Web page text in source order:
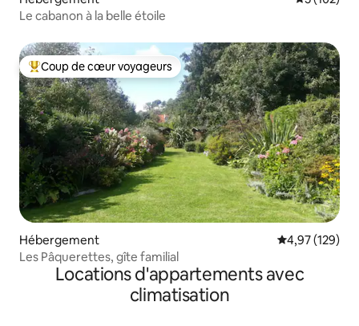
Le cabanon à la belle étoile
Coups de cœur voyageurs les plus appréciés
Coup de cœur voyageurs
Hébergement Évaluation
4,97 (129)
Les Pâquerettes, gîte familial
Locations d'appartements avec
climatisation